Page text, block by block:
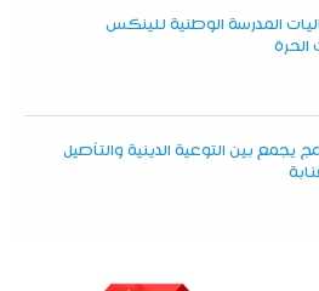
المدرسة الوطنية للينكس
الحرة
يجمع بين التوعية الدينية والتأصيل